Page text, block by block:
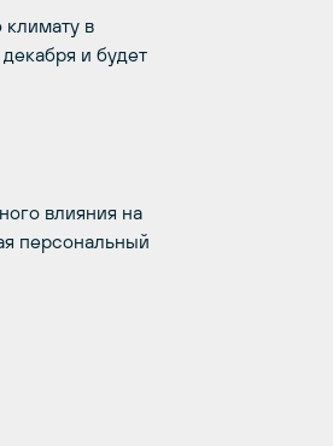
в
и будет
влияния на
персональный